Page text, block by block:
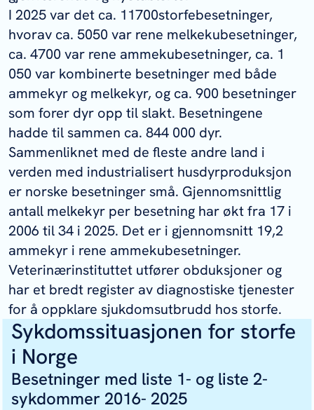
I 2025 var det ca. 11700storfebesetninger,
hvorav ca. 5050 var rene melkekubesetninger,
ca. 4700 var rene ammekubesetninger, ca. 1
050 var kombinerte besetninger med både
ammekyr og melkekyr, og ca. 900 besetninger
som forer dyr opp til slakt. Besetningene
hadde til sammen ca. 844 000 dyr.
Sammenliknet med de fleste andre land i
verden med industrialisert husdyrproduksjon
er norske besetninger små. Gjennomsnittlig
antall melkekyr per besetning har økt fra 17 i
2006 til 34 i 2025. Det er i gjennomsnitt 19,2
ammekyr i rene ammekubesetninger.
Veterinærinstituttet utfører obduksjoner og
har et bredt register av diagnostiske tjenester
for å oppklare sjukdomsutbrudd hos storfe.
Sykdomssituasjonen for storfe
i Norge
Besetninger med liste 1- og liste 2-
sykdommer 2016- 2025